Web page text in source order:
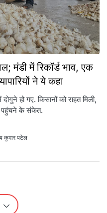
मंडी में रिकॉर्ड भाव, एक
ने ये कहा
हो गए. किसानों को राहत मिली,
पहुंचने के संकेत.
कुमार पटेल